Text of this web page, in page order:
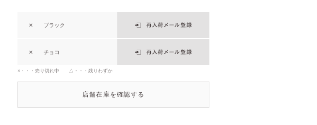
✕ ブラック
✕ チョコ
×・・・売り切れ中 △・・・残りわずか
店舗在庫を確認する